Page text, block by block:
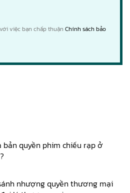
việc bạn chấp thuận Chính sách bảo
bản quyền phim chiếu rạp ở
nhượng quyền thương mại